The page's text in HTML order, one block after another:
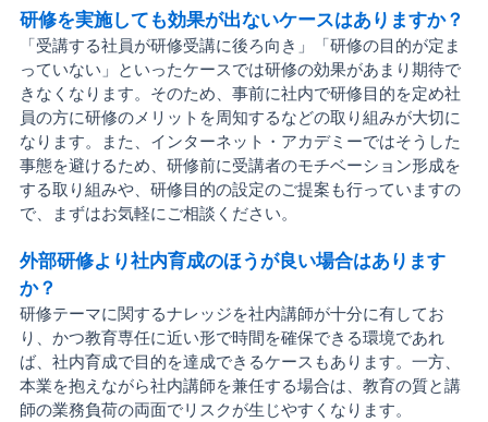
研修を実施しても効果が出ないケースはありますか？
「受講する社員が研修受講に後ろ向き」「研修の目的が定ま
っていない」といったケースでは研修の効果があまり期待で
きなくなります。そのため、事前に社内で研修目的を定め社
員の方に研修のメリットを周知するなどの取り組みが大切に
なります。また、インターネット・アカデミーではそうした
事態を避けるため、研修前に受講者のモチベーション形成を
する取り組みや、研修目的の設定のご提案も行っていますの
で、まずはお気軽にご相談ください。
外部研修より社内育成のほうが良い場合はあります
か？
研修テーマに関するナレッジを社内講師が十分に有してお
り、かつ教育専任に近い形で時間を確保できる環境であれ
ば、社内育成で目的を達成できるケースもあります。一方、
本業を抱えながら社内講師を兼任する場合は、教育の質と講
師の業務負荷の両面でリスクが生じやすくなります。